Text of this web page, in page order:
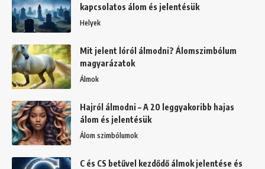
kapcsolatos álom és jelentésük
Helyek
Mit jelent lóról álmodni? Álomszimbólum
magyarázatok
Álmok
Hajról álmodni – A 20 leggyakoribb hajas
álom és jelentésük
Álom szimbólumok
C és CS betűvel kezdődő álmok jelentése és